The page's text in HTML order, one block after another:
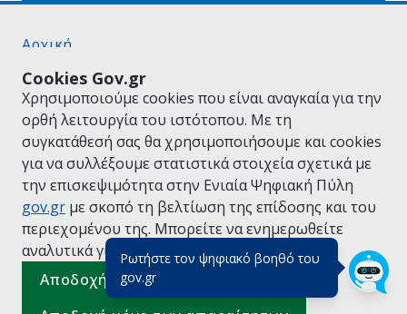
Ρωτήστε τον ψηφιακό βοηθό του
gov.gr(πάτησε για κλείσιμο)
Cookies Gov.gr
Χρησιμοποιούμε cookies που είναι αναγκαία για την
ορθή λειτουργία του ιστότοπου. Με τη
συγκατάθεσή σας θα χρησιμοποιήσουμε και cookies
για να συλλέξουμε στατιστικά στοιχεία σχετικά με
την επισκεψιμότητα στην Ενιαία Ψηφιακή Πύλη
gov.gr με σκοπό τη βελτίωση της επίδοσης και του
περιεχομένου της. Μπορείτε να ενημερωθείτε
αναλυτικά για την Πολιτική Cookies.
Αποδοχή όλων
Αρχική
Όροι Χρήσης
Πολιτική Απορρήτου
Δήλωση προσβασιμότητας
Πολιτική cookies
Προτάσεις για το gov.gr
Υλοποίηση από το Υπουργείο Ψηφιακής
Διακυβέρνησης
Ελληνικά |Αγγλικά